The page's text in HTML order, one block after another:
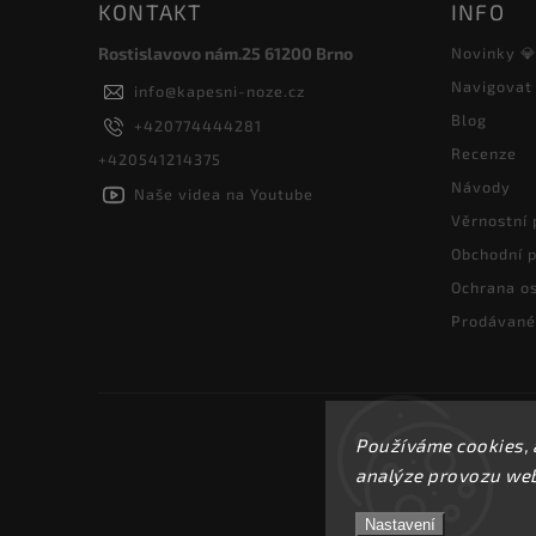
Používáme
analýze provozu
Nastavení
KONTAKT
Rostislavovo nám.25 61200 Brno
info@kapesni-noze.cz
+420774444281
+420541214375
Naše videa na Youtube
INFO
Novinky 💎
Navigovat
Blog
Recenze
Návody
Věrnostní
Obchodní
Ochrana